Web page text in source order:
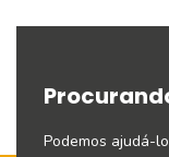
Podemos ajudá-